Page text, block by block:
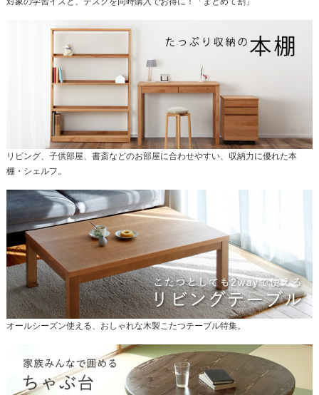
リビング、子供部屋、書斎などのお部屋に合わせやすい、収納力に優れた本
棚・シェルフ。
オールシーズン使える、おしゃれな木製こたつテーブル特集。